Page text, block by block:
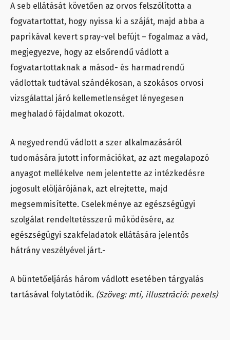
A seb ellátását követően az orvos felszólította a
fogvatartottat, hogy nyissa ki a száját, majd abba a
paprikával kevert spray-vel befújt – fogalmaz a vád,
megjegyezve, hogy az elsőrendű vádlott a
fogvatartottaknak a másod- és harmadrendű
vádlottak tudtával szándékosan, a szokásos orvosi
vizsgálattal járó kellemetlenséget lényegesen
meghaladó fájdalmat okozott.
A negyedrendű vádlott a szer alkalmazásáról
tudomására jutott információkat, az azt megalapozó
anyagot mellékelve nem jelentette az intézkedésre
jogosult elöljárójának, azt elrejtette, majd
megsemmisítette. Cselekménye az egészségügyi
szolgálat rendeltetésszerű működésére, az
egészségügyi szakfeladatok ellátására jelentős
hátrány veszélyével járt.-
A büntetőeljárás három vádlott esetében tárgyalás
tartásával folytatódik. (Szöveg: mti, illusztráció: pexels)